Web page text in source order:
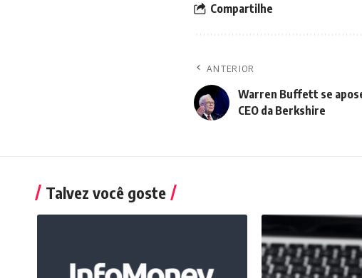
Compartilhe
ANTERIOR
Warren Buffett se
CEO da Berkshire
Talvez você goste